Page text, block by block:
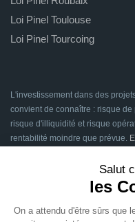
Loi Pinel Toulouse
Loi Pinel Tourcoing
L'investissement dans des
convient de connaître : risque
risque d'illiquidité et risque
rentabilité moindre que prévue.
Signatures en ligne assurées par